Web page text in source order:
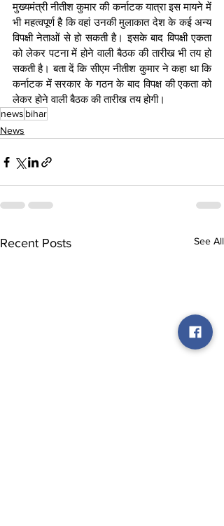
मुख्यमंत्री नीतीश कुमार की कर्नाटक यात्रा इस मायने में
भी महत्वपूर्ण है कि वहां उनकी मुलाकात देश के कई अन्य
विपक्षी नेताओं से हो सकती है। इसके बाद विपक्षी एकता
को लेकर पटना में होने वाली बैठक की तारीख भी तय हो
सकती है। बता दें कि सीएम नीतीश कुमार ने कहा था कि
कर्नाटक में सरकार के गठन के बाद विपक्ष की एकता को
लेकर होने वाली बैठक की तारीख तय होगी।
news bihar
News
Recent Posts See All